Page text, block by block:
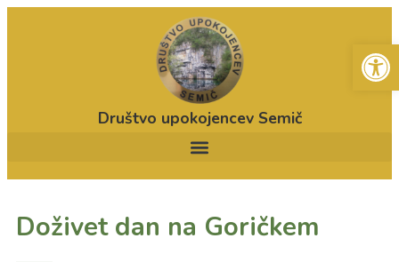
Društvo upokojencev Semič
Doživet dan na Goričkem